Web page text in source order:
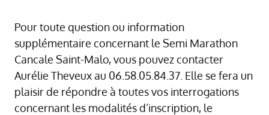
Pour toute question ou information
supplémentaire concernant le Semi Marathon
Cancale Saint-Malo, vous pouvez contacter
Aurélie Theveux au 06.58.05.84.37. Elle se fera un
plaisir de répondre à toutes vos interrogations
concernant les modalités d’inscription, le